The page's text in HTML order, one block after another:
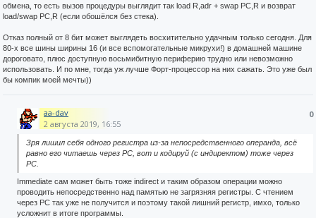
обмена, то есть вызов процедуры выглядит так load R,adr + swap PC,R и возврат
load/swap PC,R (если обошёлся без стека).
Отказ полный от 8 бит может выглядеть восхитительно удачным только сегодня. Для
80-х все шины ширины 16 (и все вспомогательные микрухи!) в домашней машине
дороговато, плюс доступную восьмибитную периферию трудно или невозможно
использовать. И по мне, тогда уж лучше Форт-процессор на них сажать. Это уже был
бы компик моей мечты))
0
aa-dav
2 августа 2019, 16:55
Зря лишил себя одного регистра из-за непосредственного операнда, всё
равно его читаешь через PC, вот и кодируй (с индиректом) тоже через
PC.
Immediate сам может быть тоже indirect и таким образом операции можно
проводить непосредственно над памятью не загрязняя регистры. С чтением
через PC так уже не получится и поэтому такой лишний регистр, имхо, только
усложнит в итоге программы.